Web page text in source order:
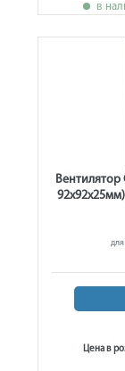
в
Вентилятор
Цена в